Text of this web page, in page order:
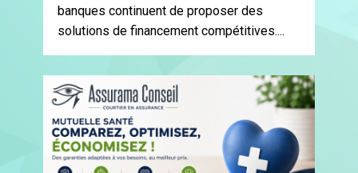
banques continuent de proposer des
solutions de financement compétitives....